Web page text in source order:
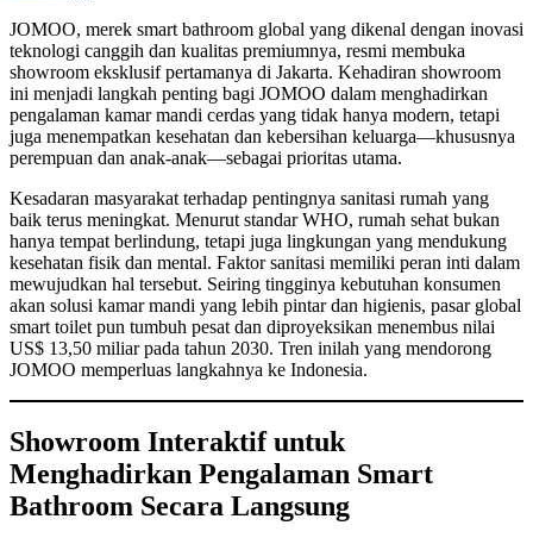
JOMOO, merek smart bathroom global yang dikenal dengan inovasi
teknologi canggih dan kualitas premiumnya, resmi membuka
showroom eksklusif pertamanya di Jakarta. Kehadiran showroom
ini menjadi langkah penting bagi JOMOO dalam menghadirkan
pengalaman kamar mandi cerdas yang tidak hanya modern, tetapi
juga menempatkan kesehatan dan kebersihan keluarga—khususnya
perempuan dan anak-anak—sebagai prioritas utama.
Kesadaran masyarakat terhadap pentingnya sanitasi rumah yang
baik terus meningkat. Menurut standar WHO, rumah sehat bukan
hanya tempat berlindung, tetapi juga lingkungan yang mendukung
kesehatan fisik dan mental. Faktor sanitasi memiliki peran inti dalam
mewujudkan hal tersebut. Seiring tingginya kebutuhan konsumen
akan solusi kamar mandi yang lebih pintar dan higienis, pasar global
smart toilet pun tumbuh pesat dan diproyeksikan menembus nilai
US$ 13,50 miliar pada tahun 2030. Tren inilah yang mendorong
JOMOO memperluas langkahnya ke Indonesia.
Showroom Interaktif untuk
Menghadirkan Pengalaman Smart
Bathroom Secara Langsung